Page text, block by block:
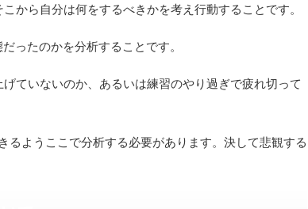
から自分は何をするべきかを考え行動することです。
ったのかを分析することです。
ていないのか、あるいは練習のやり過ぎで疲れ切って
るようここで分析する必要があります。決して悲観する